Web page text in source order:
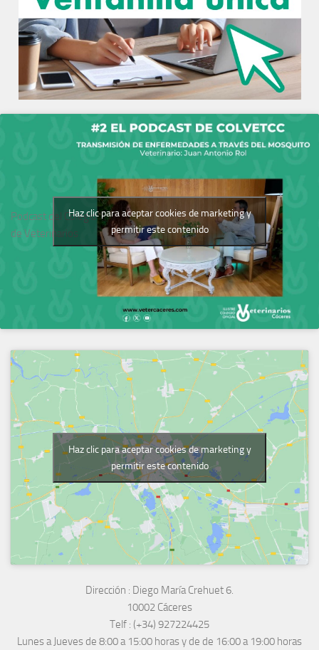
Podcast del Colegio
de Veterinarios
Haz clic para aceptar cookies de marketing y
permitir este contenido
Haz clic para aceptar cookies de marketing y
permitir este contenido
Dirección : Diego María Crehuet 6.
10002 Cáceres
Telf : (+34) 927224425
Lunes a Jueves de 8:00 a 15:00 horas y de de 16:00 a 19:00 horas